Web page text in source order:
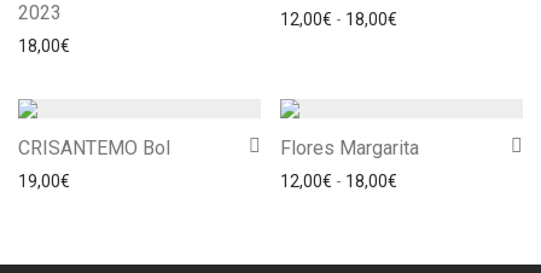
2023
18,00€
12,00€ - 18,00€
CRISANTEMO Bol
19,00€
Flores Margarita
12,00€ - 18,00€